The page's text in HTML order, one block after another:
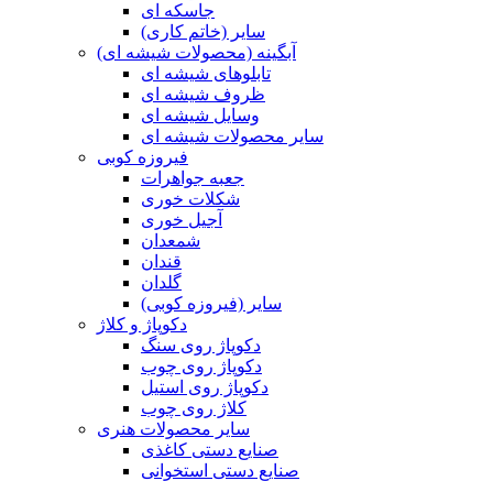
جاسکه ای
سایر (خاتم کاری)
آبگینه (محصولات شیشه ای)
تابلوهای شیشه ای
ظروف شیشه ای
وسایل شیشه ای
سایر محصولات شیشه ای
فیروزه کوبی
جعبه جواهرات
شکلات خوری
آجیل خوری
شمعدان
قندان
گلدان
سایر (فیروزه کوبی)
دکوپاژ و کلاژ
دکوپاژ روی سنگ
دکوپاژ روی چوب
دکوپاژ روی استیل
کلاژ روی چوب
سایر محصولات هنری
صنایع دستی کاغذی
صنایع دستی استخوانی